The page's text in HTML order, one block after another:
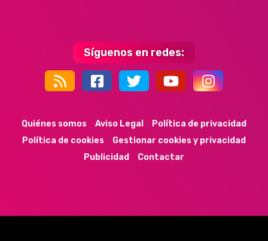
Síguenos en redes:
44k 9k 35k 352
Quiénes somos Aviso Legal
Política de privacidad
Política de cookies
Gestionar cookies y privacidad
Publicidad
Contactar